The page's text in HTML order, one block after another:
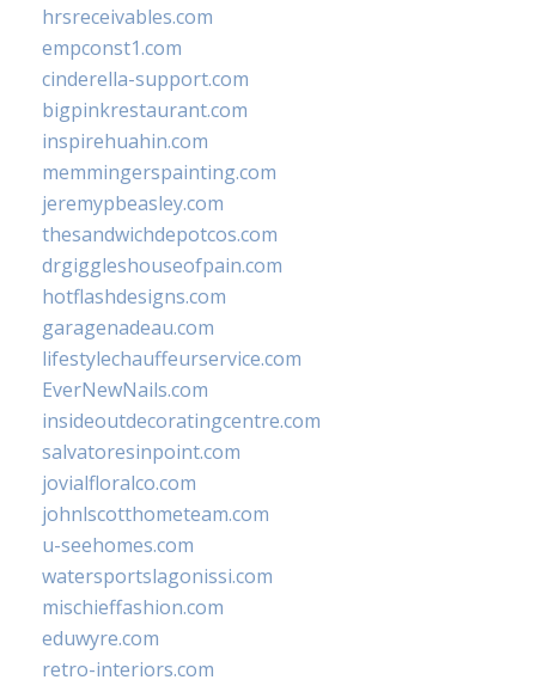
hrsreceivables.com
empconst1.com
cinderella-support.com
bigpinkrestaurant.com
inspirehuahin.com
memmingerspainting.com
jeremypbeasley.com
thesandwichdepotcos.com
drgiggleshouseofpain.com
hotflashdesigns.com
garagenadeau.com
lifestylechauffeurservice.com
EverNewNails.com
insideoutdecoratingcentre.com
salvatoresinpoint.com
jovialfloralco.com
johnlscotthometeam.com
u-seehomes.com
watersportslagonissi.com
mischieffashion.com
eduwyre.com
retro-interiors.com